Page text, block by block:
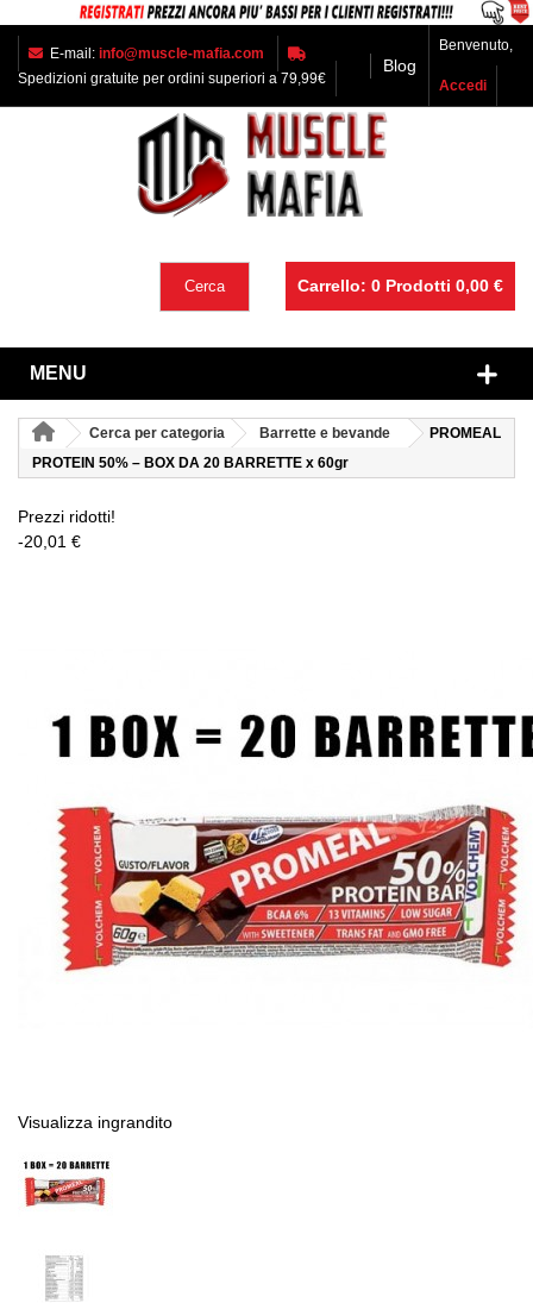
E-mail: info@muscle-mafia.com
Spedizioni gratuite per ordini superiori a 79,99€
Blog
Benvenuto,
Accedi
Carrello: 0 Prodotti 0,00 €
Cerca
MENU
Cerca per categoria Barrette e bevande
PROMEAL
PROTEIN 50% – BOX DA 20 BARRETTE x 60gr
Prezzi ridotti!
-20,01 €
Visualizza ingrandito